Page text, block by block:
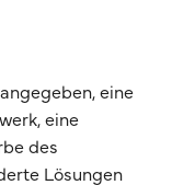
eine
eine
des
Lösungen